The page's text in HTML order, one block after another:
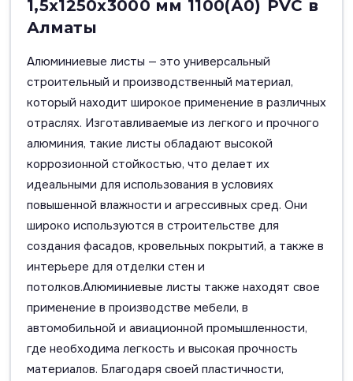
1,5x1250x3000 мм 1100(А0) PVC в
Алматы
Алюминиевые листы — это универсальный
строительный и производственный материал,
который находит широкое применение в различных
отраслях. Изготавливаемые из легкого и прочного
алюминия, такие листы обладают высокой
коррозионной стойкостью, что делает их
идеальными для использования в условиях
повышенной влажности и агрессивных сред. Они
широко используются в строительстве для
создания фасадов, кровельных покрытий, а также в
интерьере для отделки стен и
потолков.Алюминиевые листы также находят свое
применение в производстве мебели, в
автомобильной и авиационной промышленности,
где необходима легкость и высокая прочность
материалов. Благодаря своей пластичности,